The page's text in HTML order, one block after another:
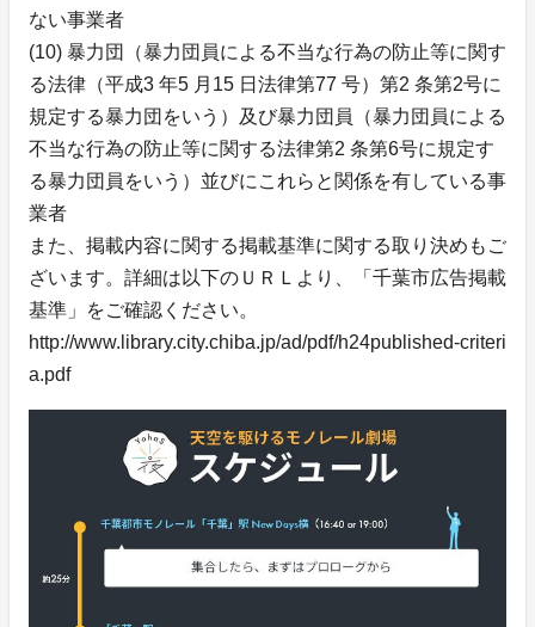
ない事業者
(10) 暴力団（暴力団員による不当な行為の防止等に関す
る法律（平成3 年5 月15 日法律第77 号）第2 条第2号に
規定する暴力団をいう）及び暴力団員（暴力団員による
不当な行為の防止等に関する法律第2 条第6号に規定す
る暴力団員をいう）並びにこれらと関係を有している事
業者
また、掲載内容に関する掲載基準に関する取り決めもご
ざいます。詳細は以下のＵＲＬより、「千葉市広告掲載
基準」をご確認ください。
http://www.library.city.chiba.jp/ad/pdf/h24published-criteri
a.pdf